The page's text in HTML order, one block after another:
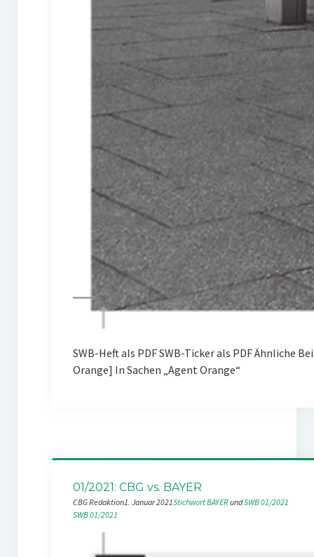
SWB-Heft als PDF SWB-Ticker als PDF Ähnliche
Orange] In Sachen „Agent Orange“
01/2021: CBG vs. BAYER
CBG Redaktion1. Januar 2021Stichwort BAYER und SWB 01/2021
SWB 01/2021